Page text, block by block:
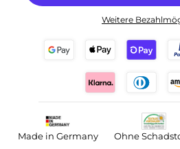
Weitere
Made in Germany Ohne